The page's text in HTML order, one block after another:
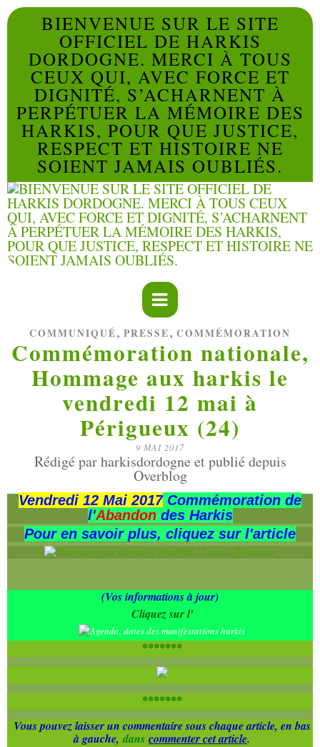
BIENVENUE SUR LE SITE
OFFICIEL DE HARKIS
DORDOGNE. MERCI À TOUS
CEUX QUI, AVEC FORCE ET
DIGNITÉ, S’ACHARNENT À
PERPÉTUER LA MÉMOIRE DES
HARKIS, POUR QUE JUSTICE,
RESPECT ET HISTOIRE NE
SOIENT JAMAIS OUBLIÉS.
COMMUNIQUÉ, PRESSE, COMMÉMORATION
Commémoration nationale,
Hommage aux harkis le
vendredi 12 mai à
Périgueux (24)
9 MAI 2017
Rédigé par harkisdordogne et publié depuis
Overblog
Vendredi 12 Mai 2017 Commémoration de
l'Abandon des Harkis
Pour en savoir plus, cliquez sur l'article
(Vos informations à jour)
Cliquez sur l'​
*******
*******
Vous pouvez laisser un commentaire sous chaque article, en bas
à gauche, dans commenter cet article.